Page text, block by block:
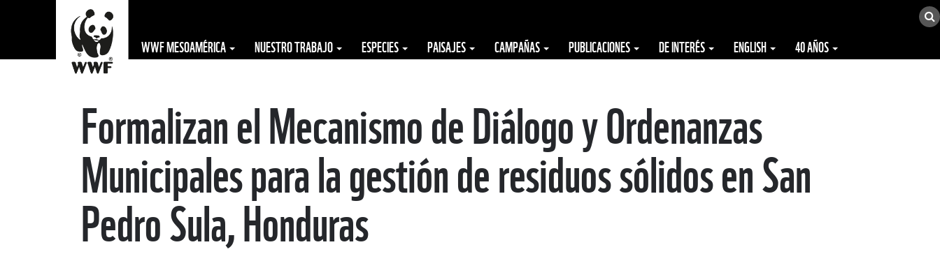
The WWF is run
at a local level
by the following
offices...
WWF MESOAMÉRICA NUESTRO TRABAJO ESPECIES PAISAJES CAMPAÑAS PUBLICACIONES DE INTERÉS ENGLISH 40 AÑOS
Formalizan el Mecanismo de Diálogo y Ordenanzas
Municipales para la gestión de residuos sólidos en San
Pedro Sula, Honduras